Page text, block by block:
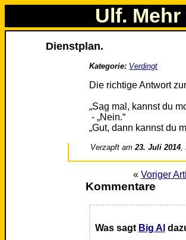
Ulf.
Dienstplan.
Kategorie: Verdingt
Die richtige Antwort
„Sag mal, kannst du
- „Nein.“
„Gut, dann kannst du
Verzapft am23. Juli 2014,
« Voriger
Kommentare
Was sagt Big Al